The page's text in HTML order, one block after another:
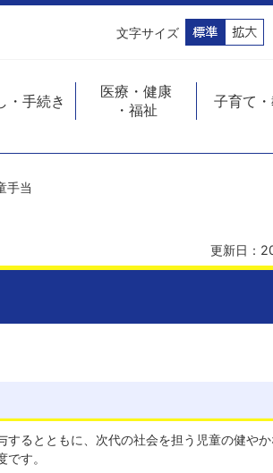
文字サイズ
・手続き
医療・健康
・福祉
子育て
手当
更新日：
るとともに、次代の社会を担う児童の健や
す。